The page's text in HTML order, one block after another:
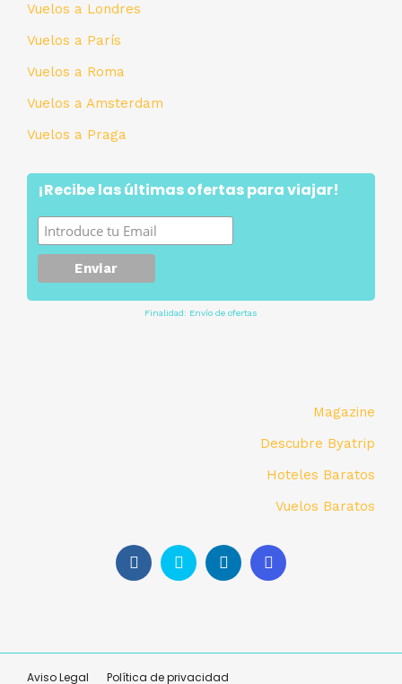
Vuelos a Londres
Vuelos a París
Vuelos a Roma
Vuelos a Amsterdam
Vuelos a Praga
¡Recibe las últimas ofertas para viajar!
Finalidad: Envío de ofertas
Magazine
Descubre Byatrip
Hoteles Baratos
Vuelos Baratos
Aviso Legal Política de privacidad